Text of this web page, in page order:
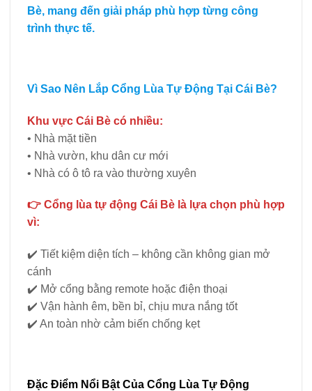
Bè, mang đến giải pháp phù hợp từng công
trình thực tế.
Vì Sao Nên Lắp Cổng Lùa Tự Động Tại Cái Bè?
Khu vực Cái Bè có nhiều:
• Nhà mặt tiền
• Nhà vườn, khu dân cư mới
• Nhà có ô tô ra vào thường xuyên
👉 Cổng lùa tự động Cái Bè là lựa chọn phù hợp
vì:
✔️ Tiết kiệm diện tích – không cần không gian mở
cánh
✔️ Mở cổng bằng remote hoặc điện thoại
✔️ Vận hành êm, bền bỉ, chịu mưa nắng tốt
✔️ An toàn nhờ cảm biến chống kẹt
Đặc Điểm Nổi Bật Của Cổng Lùa Tự Động